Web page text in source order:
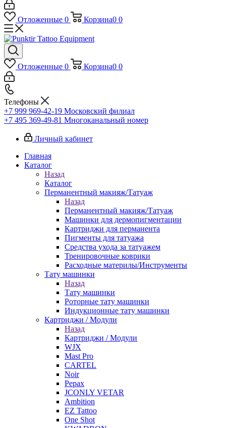
Отложенные 0 Корзина0 0
Отложенные 0 Корзина0 0
Телефоны
+7 999 969-42-19 Московский филиал
+7 495 369-49-81 Многоканальный номер
Личный кабинет
Главная
Каталог
Назад
Каталог
Перманентный макияж/Татуаж
Назад
Перманентный макияж/Татуаж
Машинки для дермопигментации
Картриджи для перманента
Пигменты для татуажа
Средства ухода за татуажем
Тренировочные коврики
Расходные материлы/Инструменты
Тату машинки
Назад
Тату машинки
Роторные тату машинки
Индукционные тату машинки
Картриджи / Модули
Назад
Картриджи / Модули
WJX
Mast Pro
CARTEL
Noir
Pepax
JCONLY VETAR
Ambition
EZ Tattoo
One Shot